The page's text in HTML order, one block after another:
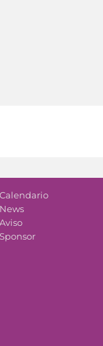
Calendario
News
Aviso
Sponsor